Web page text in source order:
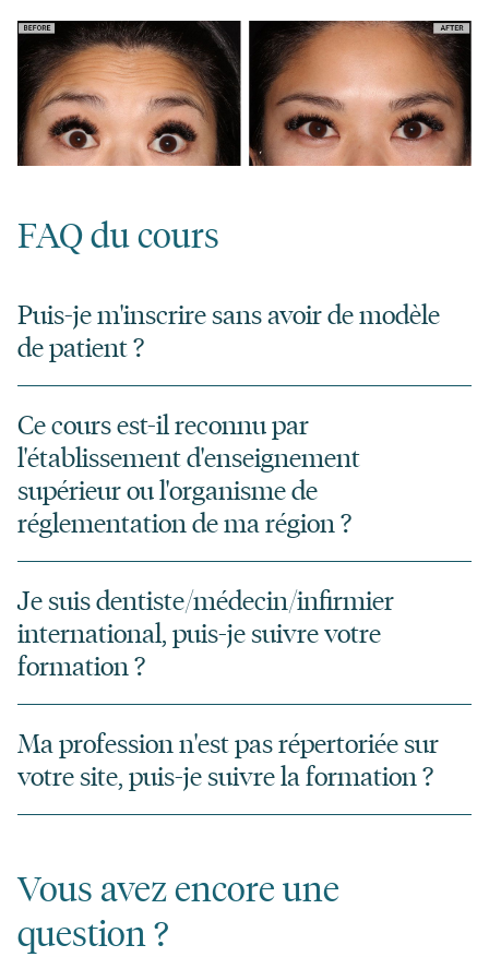
FAQ du cours
Puis-je m'inscrire sans avoir de modèle
de patient ?
Ce cours est-il reconnu par
l'établissement d'enseignement
supérieur ou l'organisme de
réglementation de ma région ?
Je suis dentiste/médecin/infirmier
international, puis-je suivre votre
formation ?
Ma profession n'est pas répertoriée sur
votre site, puis-je suivre la formation ?
Vous avez encore une
question ?